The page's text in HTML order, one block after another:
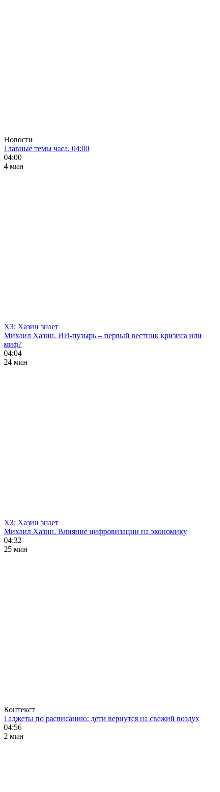
Новости
Главные темы часа. 04:00
04:00
4 мин
ХЗ: Хазин знает
Михаил Хазин. ИИ-пузырь – первый вестник кризиса или
миф?
04:04
24 мин
ХЗ: Хазин знает
Михаил Хазин. Влияние цифровизации на экономику
04:32
25 мин
Контекст
Гаджеты по расписанию: дети вернутся на свежий воздух
04:56
2 мин